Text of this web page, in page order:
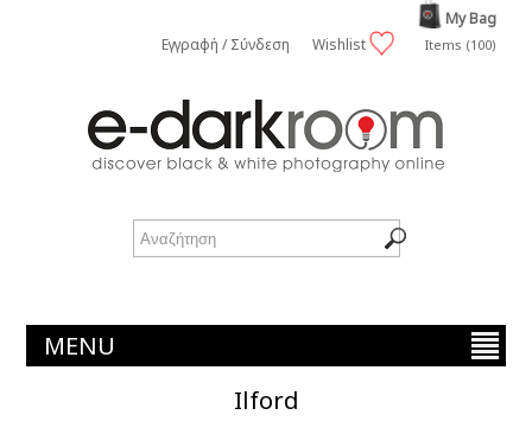
Εγγραφή / Σύνδεση Wishlist
My Bag
Items (100)
MENU
Ilford